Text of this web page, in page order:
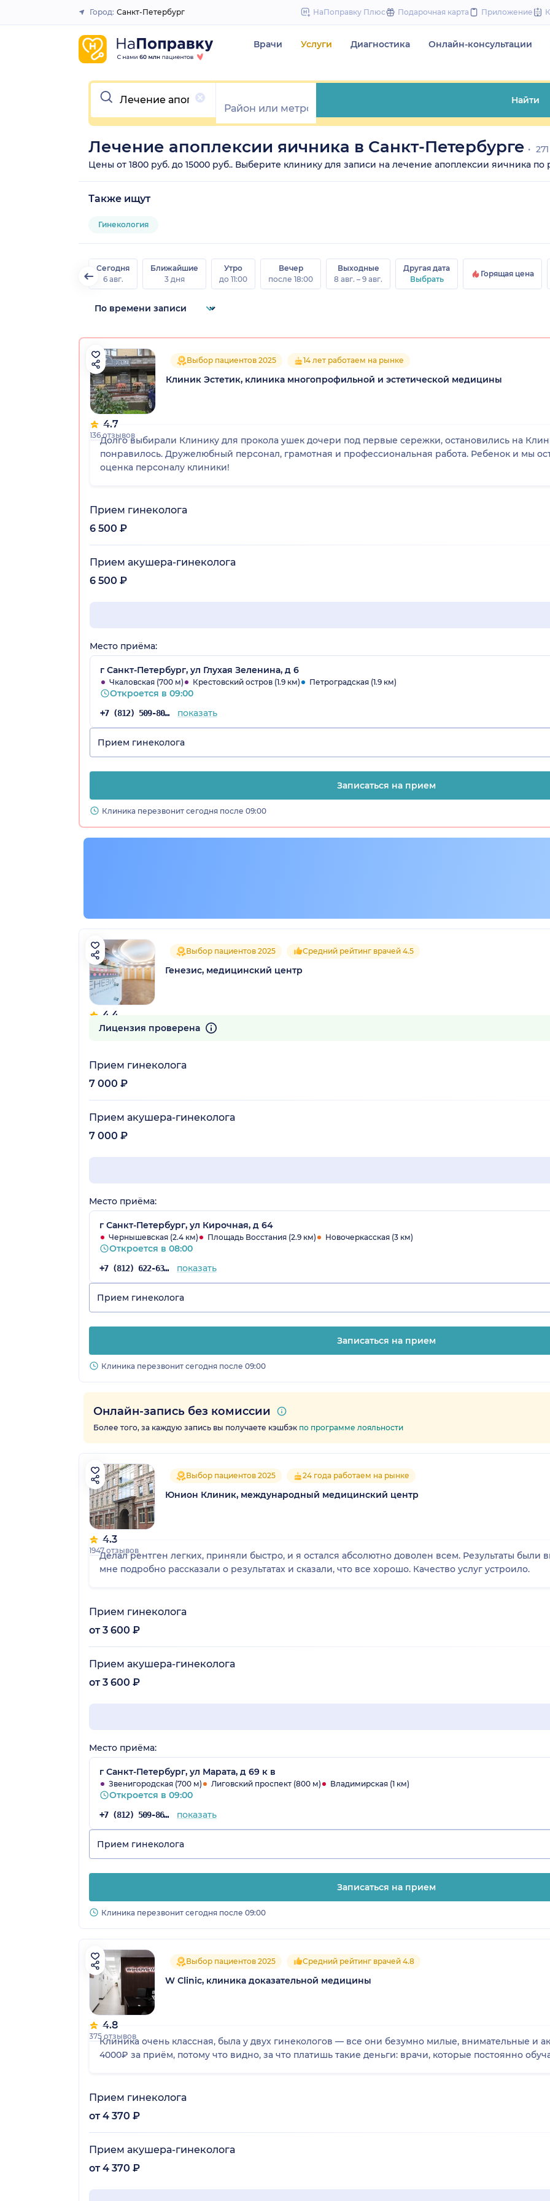
to
Закрыть
Город: Санкт-Петербург НаПоправку Плюс Подарочная карта Приложение
Врачи Услуги Диагностика Онлайн-консультации
Очистить
Найти
Лечение апоплексии яичника в Санкт-Петербурге
Цены от 1800 руб. до 15000 руб.. Выберите клинику для записи на лечение апоплексии яичника по
Также ищут
Гинекология
Сегодня
6 авг.
Ближайшие
3 дня
Утро
до 11:00
Вечер
после 18:00
Выходные
8 авг. – 9 авг.
Другая дата
Выбрать
Горящая цена
4.7
136 отзывов
Выбор пациентов 2025 14 лет работаем на рынке
Клиник Эстетик, клиника многопрофильной и эстетической медицины
Долго выбирали Клинику для прокола ушек дочери под первые сережки, остановились на
понравилось. Дружелюбный персонал, грамотная и профессиональная работа. Ребенок и мы остались довольны выбором. Отличная
оценка персоналу клиники!
Прием гинеколога
6 500 ₽
Прием акушера-гинеколога
6 500 ₽
Место приёма:
г Санкт-Петербург, ул Глухая Зеленина, д 6
Чкаловская (700 м) Крестовский остров (1.9 км) Петроградская (1.9 км)
Откроется в 09:00
+7 (812) 509-80-21 показать
Прием гинеколога
Записаться на прием
Клиника перезвонит сегодня после 09:00
4.4
476 отзывов
Выбор пациентов 2025 Средний рейтинг врачей 4.5
Генезис, медицинский центр
Лицензия проверена
Прием гинеколога
7 000 ₽
Прием акушера-гинеколога
7 000 ₽
Место приёма:
г Санкт-Петербург, ул Кирочная, д 64
Чернышевская (2.4 км) Площадь Восстания (2.9 км) Новочеркасская (3 км)
Откроется в 08:00
+7 (812) 622-63-41 показать
Прием гинеколога
Записаться на прием
Клиника перезвонит сегодня после 09:00
Онлайн-запись без комиссии
Более того, за каждую запись вы получаете кэшбэк по программе лояльности
4.3
1947 отзывов
Выбор пациентов 2025 24 года работаем на рынке
Юнион Клиник, международный медицинский центр
Делал рентген легких, приняли быстро, и я остался абсолютно доволен всем. Результаты были
мне подробно рассказали о результатах и сказали, что все хорошо. Качество услуг устроило.
Прием гинеколога
от 3 600 ₽
Прием акушера-гинеколога
от 3 600 ₽
Место приёма:
г Санкт-Петербург, ул Марата, д 69 к в
Звенигородская (700 м) Лиговский проспект (800 м) Владимирская (1 км)
Откроется в 09:00
+7 (812) 509-86-03 показать
Прием гинеколога
Записаться на прием
Клиника перезвонит сегодня после 09:00
4.8
375 отзывов
Выбор пациентов 2025 Средний рейтинг врачей 4.8
W Сlinic, клиника доказательной медицины
Клиника очень классная, была у двух гинекологов — все они безумно милые, внимательные и аккуратные.
4000₽ за приём, потому что видно, за что платишь такие деньги: врачи, которые постоянно
Прием гинеколога
от 4 370 ₽
Прием акушера-гинеколога
от 4 370 ₽